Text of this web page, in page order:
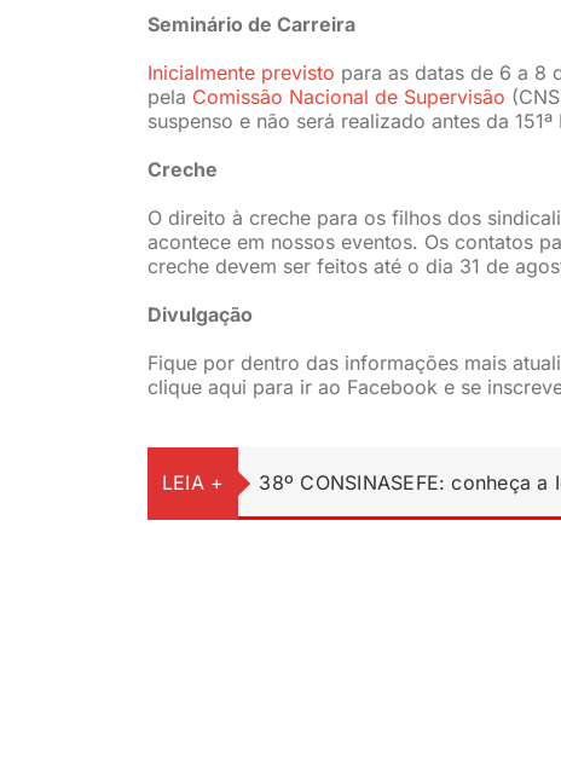
Seminário de Carreira
Inicialmente previsto para as datas de 6 a 8
pela Comissão Nacional de Supervisão
suspenso e não será realizado antes da 151ª
Creche
O direito à creche para os filhos dos
acontece em nossos eventos. Os contatos
creche devem ser feitos até o dia 31 de
Divulgação
Fique por dentro das informações mais
clique aqui para ir ao Facebook e se
LEIA + 38º CONSINASEFE: conheça